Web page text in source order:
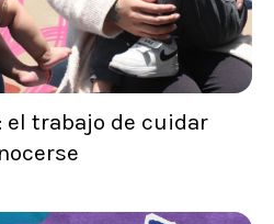
el trabajo de cuidar